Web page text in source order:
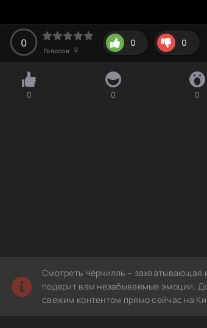
0
Голосов: 0
0 0
0 0 0
Смотреть Черчилль – захватывающая
подарит вам незабываемые эмоции.
свежим контентом прямо сейчас на